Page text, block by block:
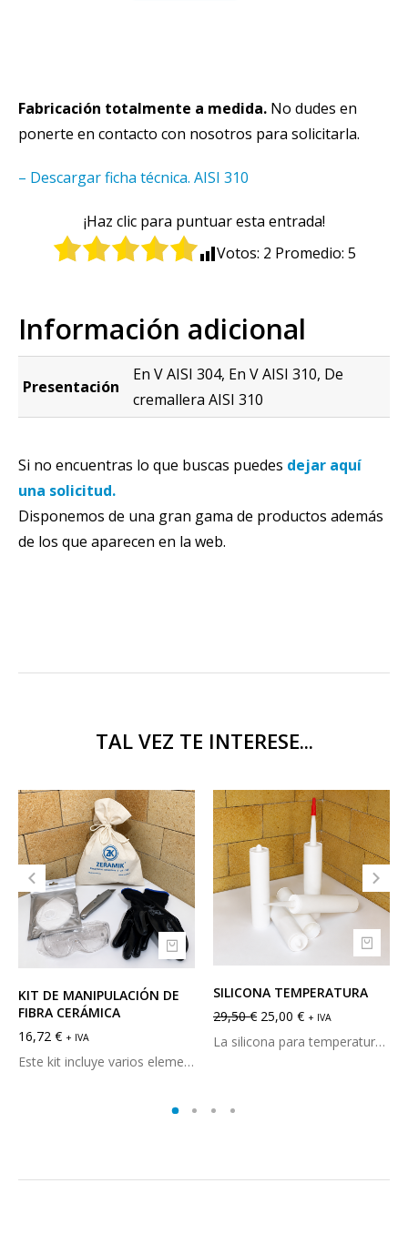
Fabricación totalmente a medida. No dudes en
ponerte en contacto con nosotros para solicitarla.
– Descargar ficha técnica. AISI 310
¡Haz clic para puntuar esta entrada!
Votos: 2 Promedio: 5
Información adicional
Presentación
En V AISI 304, En V AISI 310, De
cremallera AISI 310
Si no encuentras lo que buscas puedes dejar aquí
una solicitud.
Disponemos de una gran gama de productos además
de los que aparecen en la web.
TAL VEZ TE INTERESE...
ambas son de 2 polos. Las primeras son
KIT DE MANIPULACIÓN DE
FIBRA CERÁMICA
16,72 € + IVA
Este kit incluye varios elementos indispensables para la manipulación de fibra cerámica:
SILICONA TEMPERATURA
29,50€ 25,00 € + IVA
La silicona para temperatura viene lista para su empleo en cartuchos de 300ml. Fácil de usar,